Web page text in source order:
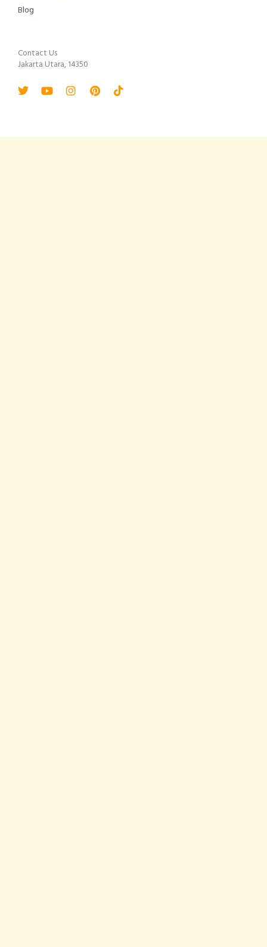
Blog
Contact Us
Jakarta Utara, 14350
TwitterYoutubeInstagram
PinterestTiktok